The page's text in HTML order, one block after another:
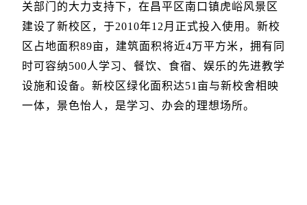
关部门的大力支持下，在昌平区南口镇虎峪风景区
建设了新校区，于2010年12月正式投入使用。新校
区占地面积89亩，建筑面积将近4万平方米，拥有同
时可容纳500人学习、餐饮、食宿、娱乐的先进教学
设施和设备。新校区绿化面积达51亩与新校舍相映
一体，景色怡人，是学习、办会的理想场所。